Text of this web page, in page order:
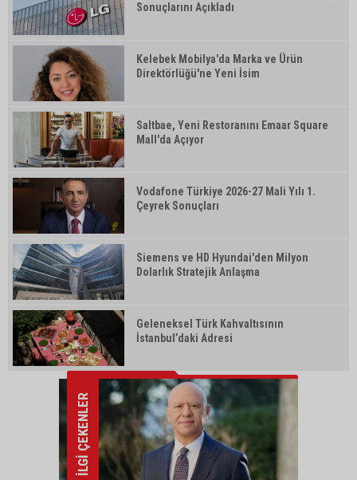
Sonuçlarını Açıkladı
Kelebek Mobilya'da Marka ve Ürün
Direktörlüğü'ne Yeni İsim
Saltbae, Yeni Restoranını Emaar Square
Mall'da Açıyor
Vodafone Türkiye 2026-27 Mali Yılı 1.
Çeyrek Sonuçları
Siemens ve HD Hyundai'den Milyon
Dolarlık Stratejik Anlaşma
Geleneksel Türk Kahvaltısının
İstanbul’daki Adresi
İLGİ ÇEKENLER